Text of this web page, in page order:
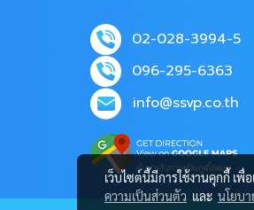
02-028-3994-5
096-295-6363
info@ssvp.co.th
เว็บไซต์นี้มีการใช้งานคุกกี้ เ
ความเป็นส่วนตัว และ นโยบ